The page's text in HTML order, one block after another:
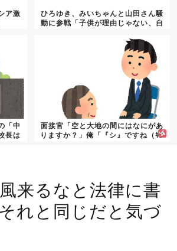
ア激
ひろゆき、みいちゃんと山田さん騒
動に参戦「子供が理由じゃない、自
「中
長は
面接官「空と大地の間にはなにがあ
りますか？」俺「『シ』ですね（ｷﾗ
来るなと法律に書
れと同じだと気づ